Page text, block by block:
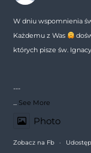
W dniu wspomnienia
Każdemu z Was
których pisze św.
---
See More
Photo
Zobacz na Fb ·